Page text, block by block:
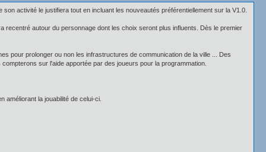
activité le justifiera tout en incluant les nouveautés préférentiellement sur la V1.0.
autour du personnage dont les choix seront plus influents. Dès le premier
pour prolonger ou non les infrastructures de communication de la ville ... Des
sur l'aide apportée par des joueurs pour la programmation.
améliorant la jouabilité de celui-ci.